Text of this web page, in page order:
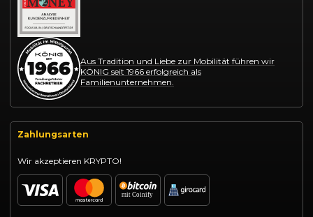
Aus Tradition und Liebe zur Mobilität führen wir
KÖNIG seit 1966 erfolgreich als
Familienunternehmen.
Zahlungsarten
Wir akzeptieren KRYPTO!